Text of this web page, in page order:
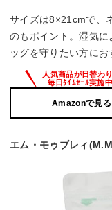
サイズは8×21cmで、
のもポイント。湿気
ッグを守りたい方にお
Amazonで見る
エム・モゥブレィ